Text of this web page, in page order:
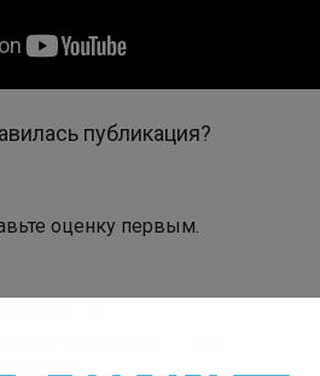
публикация?
оценку первым.